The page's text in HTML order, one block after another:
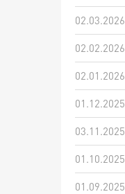
02.03.2026
02.02.2026
02.01.2026
01.12.2025
03.11.2025
01.10.2025
01.09.2025